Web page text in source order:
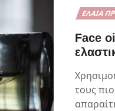
ΈΛΑΙΑ
Face
τους